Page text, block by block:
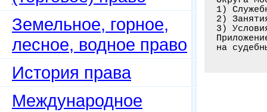
Земельное, горное,
лесное, водное право
История права
Международное
1)
2)
3)
на